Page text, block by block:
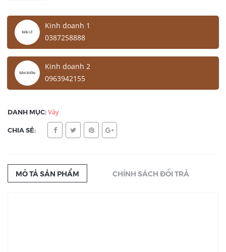
Kinh doanh 1
0387258888
Kinh doanh 2
0963942155
DANH MỤC:Váy
CHIA SẺ:
MÔ TẢ SẢN PHẨM CHÍNH SÁCH ĐỔI TRẢ